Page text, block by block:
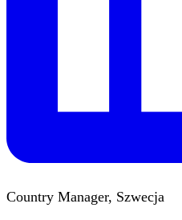
Country Manager, Szwecja